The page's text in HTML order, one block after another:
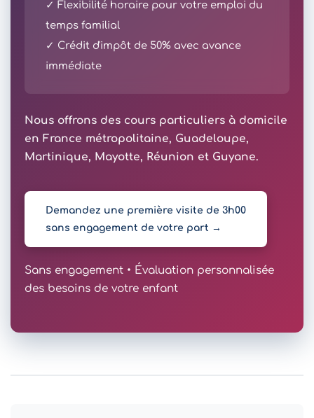
✓ Flexibilité horaire pour votre emploi du
temps familial
✓ Crédit d'impôt de 50% avec avance
immédiate
Nous offrons des cours particuliers à domicile
en France métropolitaine, Guadeloupe,
Martinique, Mayotte, Réunion et Guyane.
Demandez une première visite de 3h00
sans engagement de votre part →
Sans engagement • Évaluation personnalisée
des besoins de votre enfant